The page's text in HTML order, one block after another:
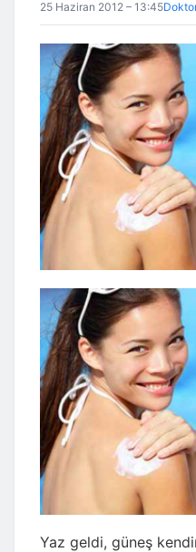
25 Haziran 2012 – 13:45
Yaz geldi, güneş